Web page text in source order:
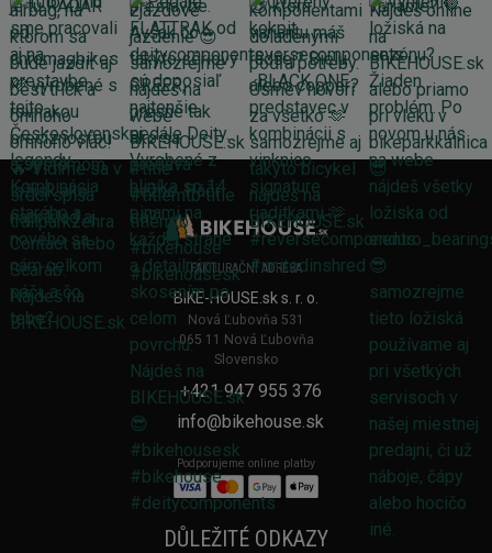
FAKTURAČNÍ ADRESA
BIKE-HOUSE.sk s. r. o.
Nová Ľubovňa 531
065 11 Nová Ľubovňa
Slovensko
+421 947 955 376
info@bikehouse.sk
Podporujeme online platby
DŮLEŽITÉ ODKAZY